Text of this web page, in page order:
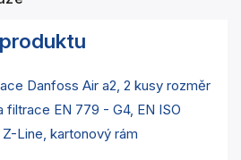
Danfoss Air a2, 2 kusy rozměr
EN 779 - G4, EN ISO
Line, kartonový rám